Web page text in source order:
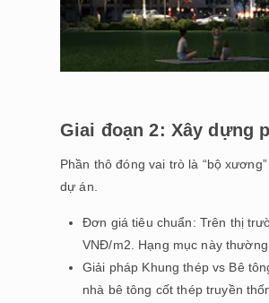
Giai đoạn 2: Xây dựng
Phần thô đóng vai trò là “bộ
dự án.
Đơn giá tiêu chuẩn: Trên thị
VNĐ/m2. Hạng mục này
Giải pháp Khung thép vs Bê
nhà bê tông cốt thép truyền